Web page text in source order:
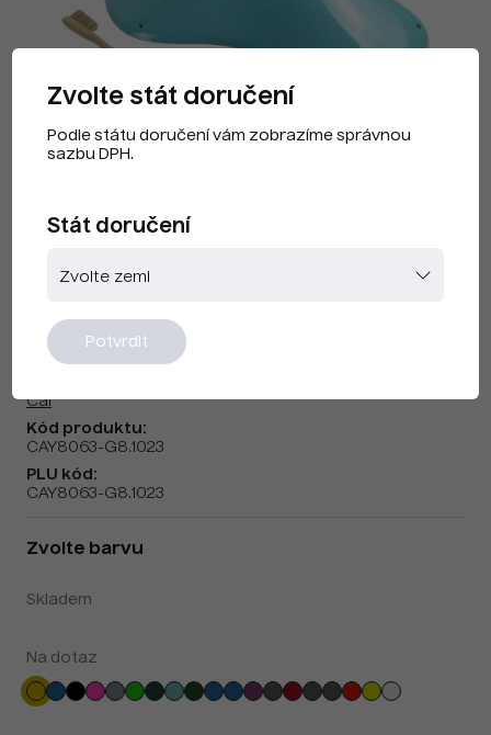
Cai F240204 Traffic Yellow
Cai
Kód produktu:
CAY8063-G8.1023
PLU kód:
CAY8063-G8.1023
Zvolte barvu
Skladem
Na dotaz
Zvolte stát doručení
Podle státu doručení vám zobrazíme správnou
sazbu DPH.
Stát doručení
Potvrdit